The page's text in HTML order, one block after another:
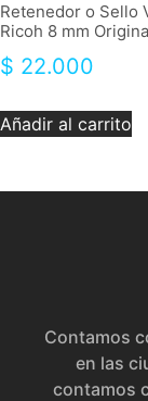
Retenedor o Sello
Ricoh 8 mm
$ 22.000
Añadir al carrito
Contamos
en las
contamos